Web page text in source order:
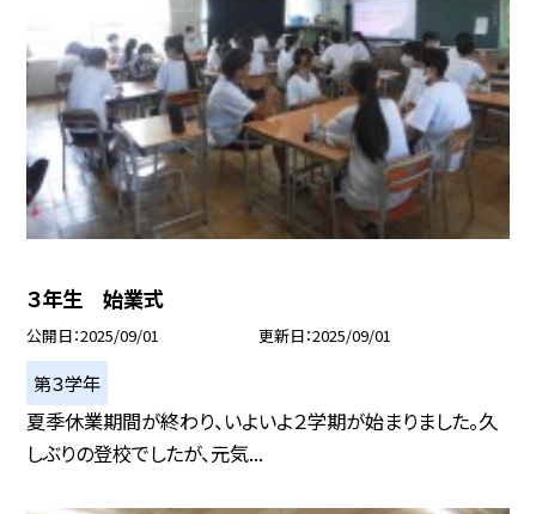
３年生 始業式
公開日 2025/09/01 更新日 2025/09/01
第３学年
夏季休業期間が終わり、いよいよ２学期が始まりました。久
しぶりの登校でしたが、元気...